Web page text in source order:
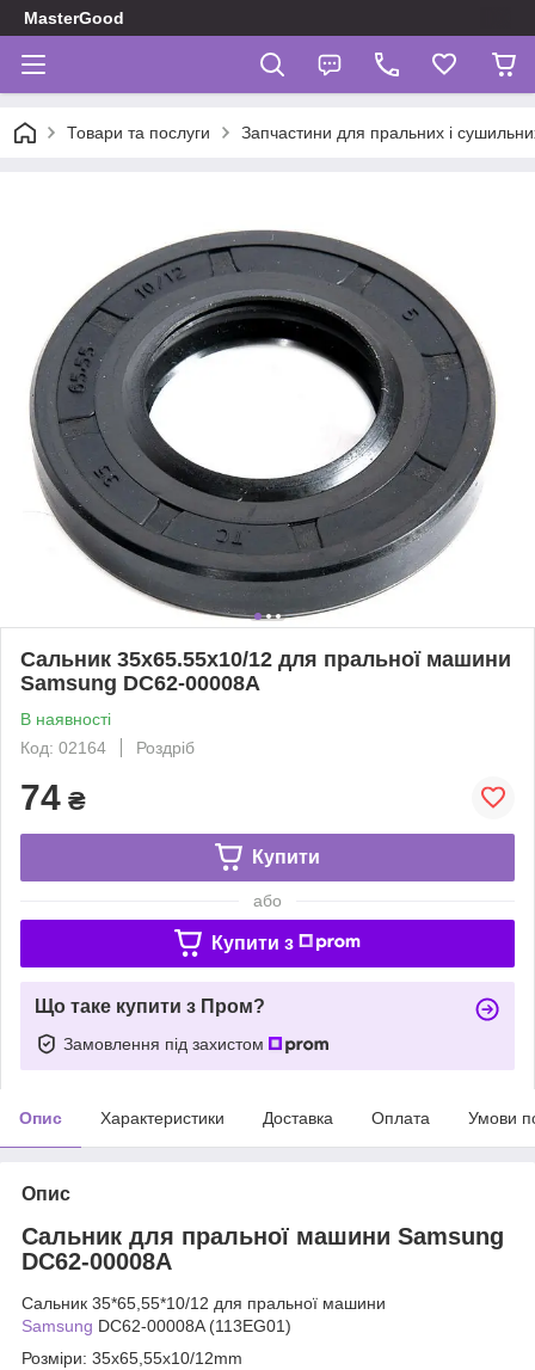
MasterGood
Товари та послуги Запчастини для пральних і
Сальник 35x65.55x10/12 для пральної машини
Samsung DC62-00008A
В наявності
Код: 02164
Роздріб
74 ₴
Купити
або
Купити з
Що таке купити з Пром?
Замовлення під захистом
Опис Характеристики Доставка Оплата Умови
Опис
Сальник для пральної машини Samsung
DC62-00008A
Сальник 35*65,55*10/12 для пральної машини
Samsung DC62-00008A (113EG01)
Розміри: 35x65,55x10/12mm